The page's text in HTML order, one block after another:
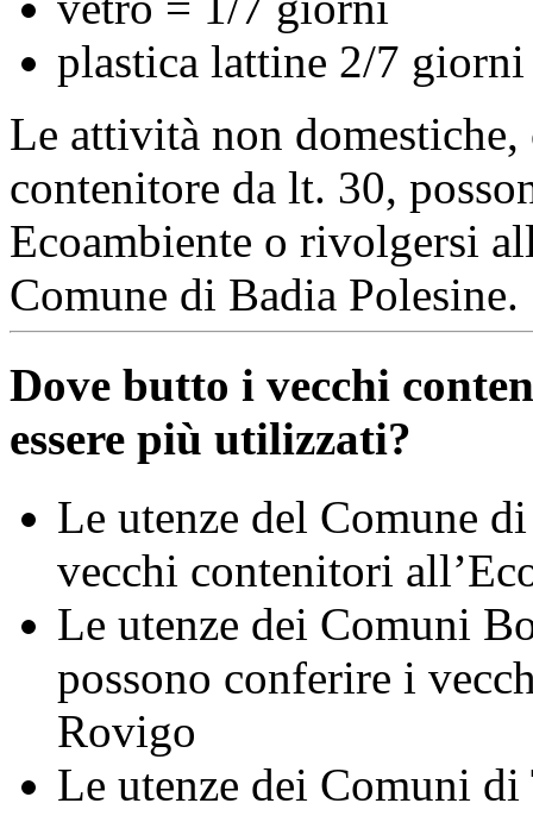
plastica lattine 2/7 giorni
Le attività non
contenitore da lt. 30,
Ecoambiente o rivolgersi
Comune di Badia Polesine.
Dove butto i vecchi
essere più utilizzati?
Le utenze del Comune
vecchi contenitori
Le utenze dei Comuni
possono conferire i
Rovigo
Le utenze dei Comuni di